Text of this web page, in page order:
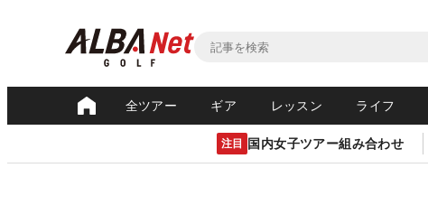
全ツアー ギア レッスン ライフ
注目 国内女子ツアー組み合わせ